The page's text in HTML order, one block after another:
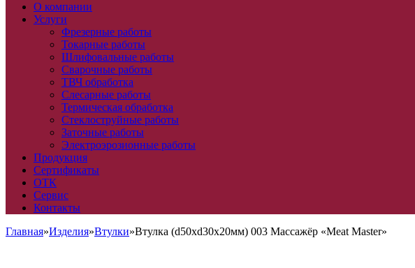
О компании
Услуги
Фрезерные работы
Токарные работы
Шлифовальные работы
Сварочные работы
ТВЧ обработка
Слесарные работы
Термическая обработка
Стеклоструйные работы
Заточные работы
Электроэрозионные работы
Продукция
Сертификаты
ОТК
Сервис
Контакты
Главная»Изделия»Втулки»Втулка (d50xd30x20мм) 003 Массажёр «Meat Master»